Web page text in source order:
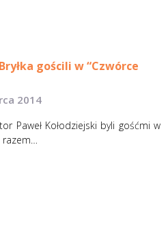
gościli w “Czwórce
2014
Paweł Kołodziejski byli gośćmi w